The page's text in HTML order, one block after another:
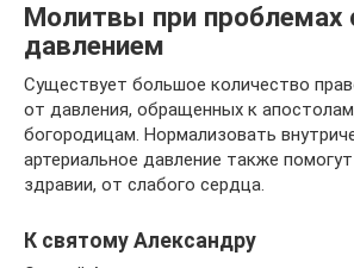
Молитвы при проблемах
давлением
Существует большое количество
от давления, обращенных к
богородицам. Нормализовать
артериальное давление также
здравии, от слабого сердца.
К святому Александру